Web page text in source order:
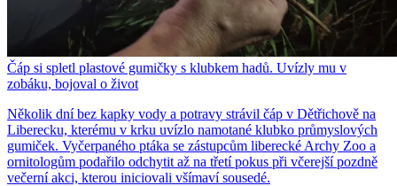
Čáp si spletl plastové gumičky s klubkem hadů. Uvízly mu v
zobáku, bojoval o život
Několik dní bez kapky vody a potravy strávil čáp v Dětřichově na
Liberecku, kterému v krku uvízlo namotané klubko průmyslových
gumiček. Vyčerpaného ptáka se zástupcům liberecké Archy Zoo a
ornitologům podařilo odchytit až na třetí pokus při včerejší pozdně
večerní akci, kterou iniciovali všímaví sousedé.